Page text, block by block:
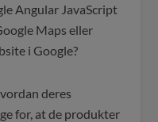
Angular JavaScript
Maps eller
i Google?
deres
for, at de produkter